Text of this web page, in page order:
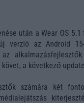
után a Wear OS
verzió az Android
a következő
számára két